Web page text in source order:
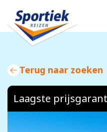
Terug naar zoeken
Laagste